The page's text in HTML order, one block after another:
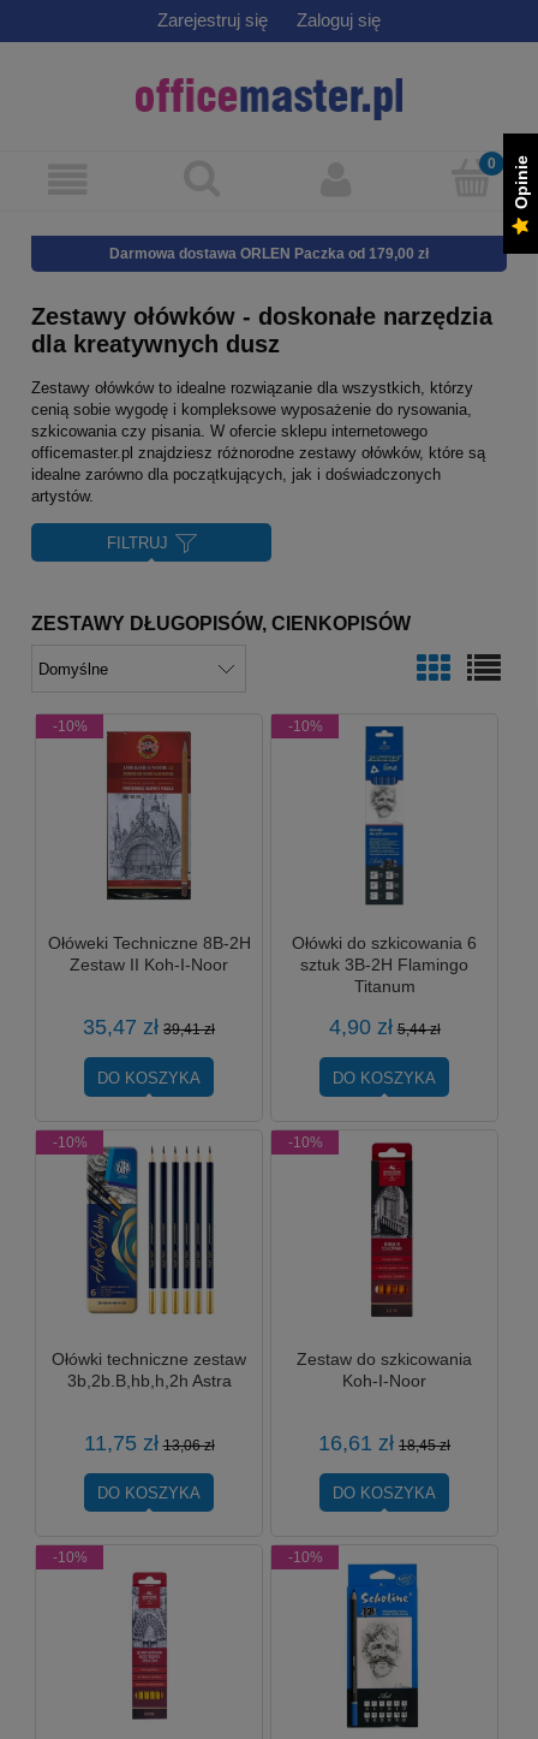
Zarejestruj się Zaloguj się
Darmowa dostawa ORLEN Paczka od 179,00 zł
Zestawy ołówków - doskonałe narzędzia
dla kreatywnych dusz
Zestawy ołówków to idealne rozwiązanie dla wszystkich, którzy
cenią sobie wygodę i kompleksowe wyposażenie do rysowania,
szkicowania czy pisania. W ofercie sklepu internetowego
officemaster.pl znajdziesz różnorodne zestawy ołówków, które są
idealne zarówno dla początkujących, jak i doświadczonych
artystów.
FILTRUJ
ZESTAWY DŁUGOPISÓW, CIENKOPISÓW
Ołóweki Techniczne 8B-2H
Zestaw II Koh-I-Noor
35,47 zł 39,41 zł
DO KOSZYKA
-10%
Ołówki do szkicowania 6
sztuk 3B-2H Flamingo
Titanum
4,90 zł 5,44 zł
DO KOSZYKA
-10%
Ołówki techniczne zestaw
3b,2b.B,hb,h,2h Astra
11,75 zł 13,06 zł
DO KOSZYKA
-10%
Zestaw do szkicowania
Koh-I-Noor
16,61 zł 18,45 zł
DO KOSZYKA
-10%
-10% -10%
Opinie